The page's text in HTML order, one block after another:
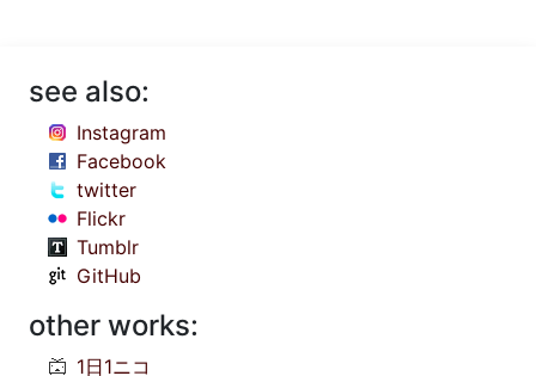
see also:
Instagram
Facebook
twitter
Flickr
Tumblr
GitHub
other works:
1日1ニコ